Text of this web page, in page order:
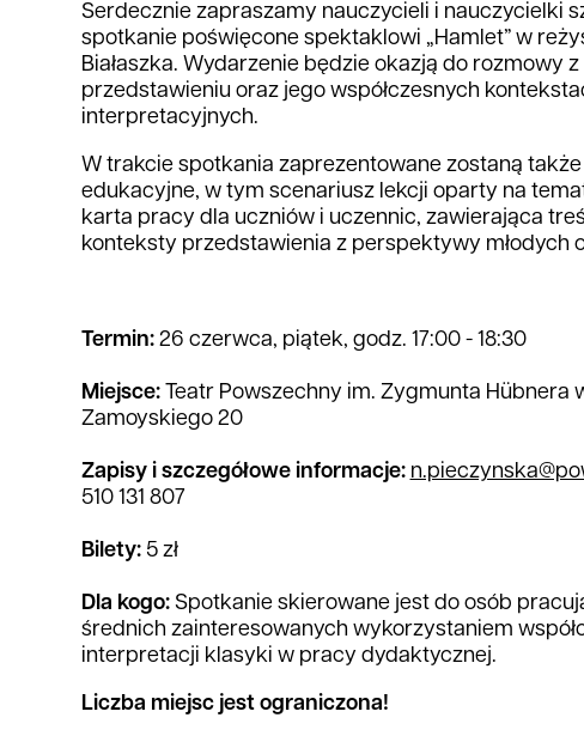
Serdecznie zapraszamy nauczycieli i nauczycielki
spotkanie poświęcone spektaklowi „Hamlet” w
Białaszka. Wydarzenie będzie okazją do rozmowy
przedstawieniu oraz jego współczesnych
interpretacyjnych.
W trakcie spotkania zaprezentowane zostaną także
edukacyjne, w tym scenariusz lekcji oparty na
karta pracy dla uczniów i uczennic, zawierająca
konteksty przedstawienia z perspektywy młodych
Termin:26 czerwca, piątek, godz. 17:00 - 18:30
Miejsce:Teatr Powszechny im. Zygmunta Hübnera
Zamoyskiego 20
Zapisy i szczegółowe informacje:
510 131 807
Bilety:5 zł
Dla kogo:Spotkanie skierowane jest do osób
średnich zainteresowanych wykorzystaniem
interpretacji klasyki w pracy dydaktycznej.
Liczba miejsc jest ograniczona!